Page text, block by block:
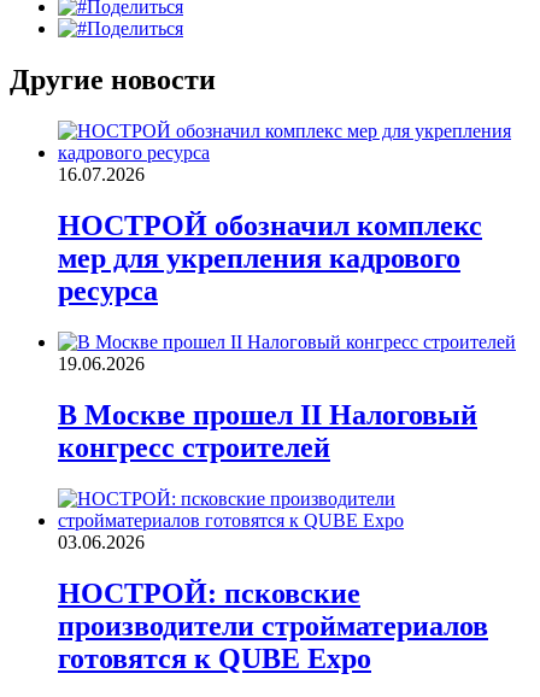
Поделиться
Поделиться
Другие новости
16.07.2026
НОСТРОЙ обозначил комплекс
мер для укрепления кадрового
ресурса
19.06.2026
В Москве прошел II Налоговый
конгресс строителей
03.06.2026
НОСТРОЙ: псковские
производители стройматериалов
готовятся к QUBE Expo